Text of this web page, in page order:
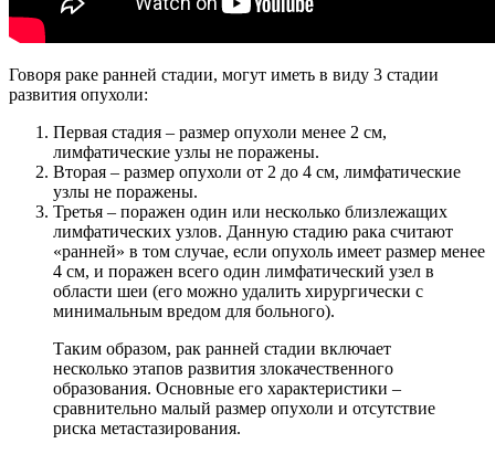
Говоря раке ранней стадии, могут иметь в виду 3 стадии
развития опухоли:
Первая стадия – размер опухоли менее 2 см,
лимфатические узлы не поражены.
Вторая – размер опухоли от 2 до 4 см, лимфатические
узлы не поражены.
Третья – поражен один или несколько близлежащих
лимфатических узлов. Данную стадию рака считают
«ранней» в том случае, если опухоль имеет размер менее
4 см, и поражен всего один лимфатический узел в
области шеи (его можно удалить хирургически с
минимальным вредом для больного).
Таким образом, рак ранней стадии включает
несколько этапов развития злокачественного
образования. Основные его характеристики –
сравнительно малый размер опухоли и отсутствие
риска метастазирования.